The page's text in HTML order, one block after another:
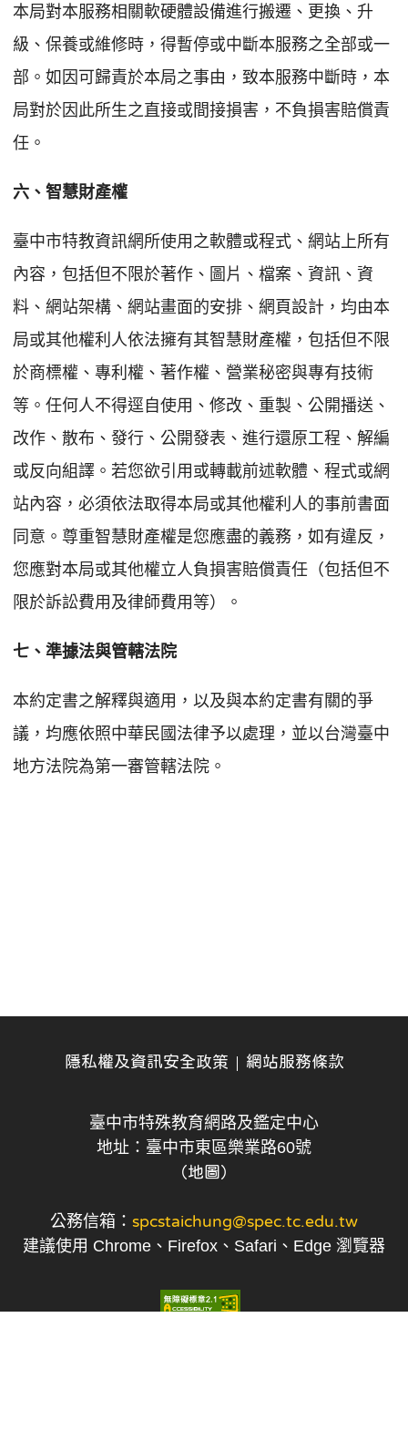
本局對本服務相關軟硬體設備進行搬遷、更換、升
級、保養或維修時，得暫停或中斷本服務之全部或一
部。如因可歸責於本局之事由，致本服務中斷時，本
局對於因此所生之直接或間接損害，不負損害賠償責
任。
六、智慧財產權
臺中市特教資訊網所使用之軟體或程式、網站上所有
內容，包括但不限於著作、圖片、檔案、資訊、資
料、網站架構、網站畫面的安排、網頁設計，均由本
局或其他權利人依法擁有其智慧財產權，包括但不限
於商標權、專利權、著作權、營業秘密與專有技術
等。任何人不得逕自使用、修改、重製、公開播送、
改作、散布、發行、公開發表、進行還原工程、解編
或反向組譯。若您欲引用或轉載前述軟體、程式或網
站內容，必須依法取得本局或其他權利人的事前書面
同意。尊重智慧財產權是您應盡的義務，如有違反，
您應對本局或其他權立人負損害賠償責任（包括但不
限於訴訟費用及律師費用等）。
七、準據法與管轄法院
本約定書之解釋與適用，以及與本約定書有關的爭
議，均應依照中華民國法律予以處理，並以台灣臺中
地方法院為第一審管轄法院。
隱私權及資訊安全政策 網站服務條款
臺中市特殊教育網路及鑑定中心
地址：臺中市東區樂業路60號
（地圖）
公務信箱： spcstaichung@spec.tc.edu.tw
建議使用 Chrome、Firefox、Safari、Edge 瀏覽器